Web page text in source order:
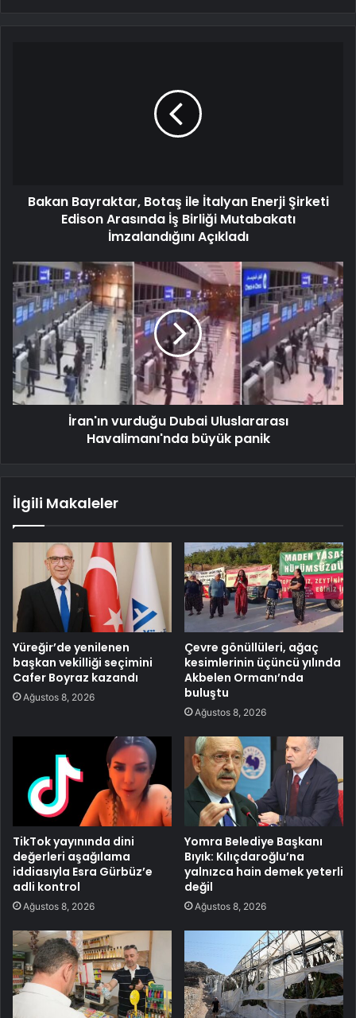
Bakan Bayraktar, Botaş ile İtalyan Enerji Şirketi
Edison Arasında İş Birliği Mutabakatı
İmzalandığını Açıkladı
İran'ın vurduğu Dubai Uluslararası
Havalimanı'nda büyük panik
İlgili Makaleler
Yüreğir’de yenilenen
başkan vekilliği seçimini
Cafer Boyraz kazandı
Ağustos 8, 2026
Çevre gönüllüleri, ağaç
kesimlerinin üçüncü yılında
Akbelen Ormanı’nda
buluştu
Ağustos 8, 2026
TikTok yayınında dini
değerleri aşağılama
iddiasıyla Esra Gürbüz’e
adli kontrol
Ağustos 8, 2026
Yomra Belediye Başkanı
Bıyık: Kılıçdaroğlu’na
yalnızca hain demek yeterli
değil
Ağustos 8, 2026